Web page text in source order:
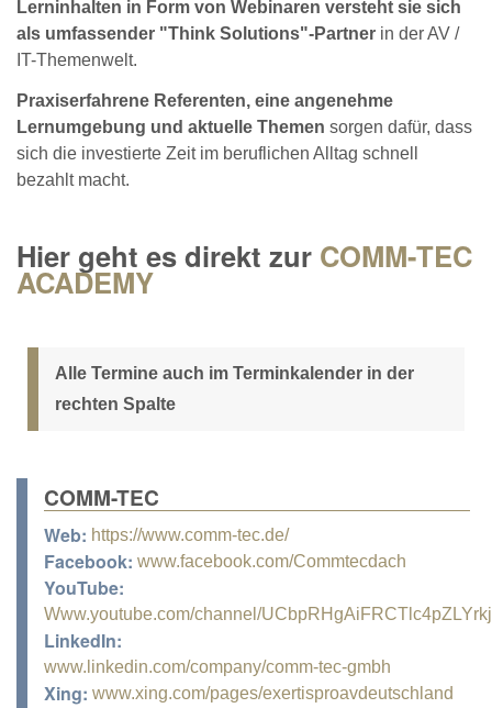
Lerninhalten in Form von Webinaren versteht sie sich
als umfassender "Think Solutions"-Partner in der AV /
IT-Themenwelt.
Praxiserfahrene Referenten, eine angenehme
Lernumgebung und aktuelle Themen sorgen dafür, dass
sich die investierte Zeit im beruflichen Alltag schnell
bezahlt macht.
Hier geht es direkt zur COMM-TEC
ACADEMY
Alle Termine auch im Terminkalender in der
rechten Spalte
COMM-TEC
Web: https://www.comm-tec.de/
Facebook: www.facebook.com/Commtecdach
YouTube:
Www.youtube.com/channel/
LinkedIn:
www.linkedin.com/company/comm-tec-gmbh
Xing: www.xing.com/pages/exertisproavdeutschland